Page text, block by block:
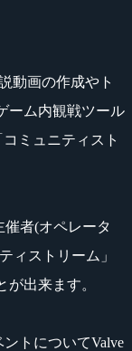
動画の作成やト
ーム内観戦ツール
ミュニティスト
催者(オペレータ
ィストリーム」
出来ます。
トについてValve